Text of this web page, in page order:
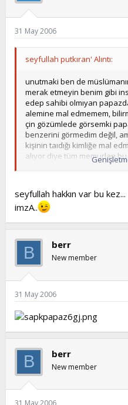
31 May 2006
seyfullah putkıran' Alıntı:
unutmaki ben de
merak etmeyin benim gibi
edep sahibi olmıyan
alemine mal edmemem,
çin gözümlede görsemki
benzerini görmedim değil,
kişinin taıdığı kimliğe mal
alıyor diye tüm memurları
bir yalnışlık gördüğün vakit
saygılarımla...
seyfullah hakkın var bu kez...
imzA..
B berr
New member
31 May 2006
B berr
New member
31 May 2006